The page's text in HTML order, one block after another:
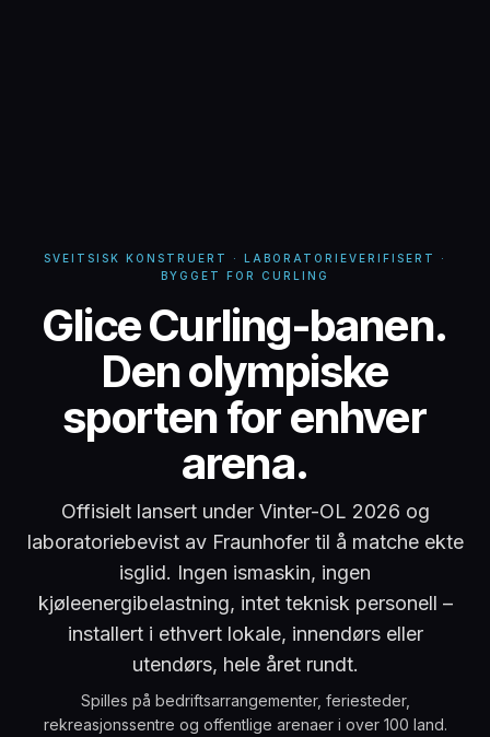
SVEITSISK KONSTRUERT · LABORATORIEVERIFISERT ·
BYGGET FOR CURLING
Glice Curlingbane –
Glice Curling-banen.
Den olympiske
sporten for enhver
arena.
Offisielt lansert under Vinter-OL 2026 og
laboratoriebevist av Fraunhofer til å matche ekte
isglid. Ingen ismaskin, ingen
kjøleenergibelastning, intet teknisk personell –
installert i ethvert lokale, innendørs eller
utendørs, hele året rundt.
Spilles på bedriftsarrangementer, feriesteder,
rekreasjonssentre og offentlige arenaer i over 100 land.